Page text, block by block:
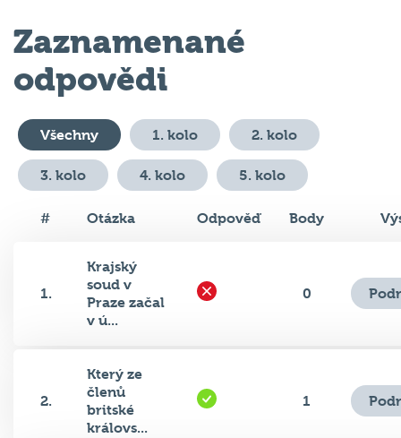
Zaznamenané
odpovědi
Všechny 1. kolo 2. kolo
3. kolo 4. kolo 5. kolo
# Otázka Odpověď Body
1.
Krajský
soud v
Praze začal
v ú...
0
2.
Který ze
členů
britské
královs...
1